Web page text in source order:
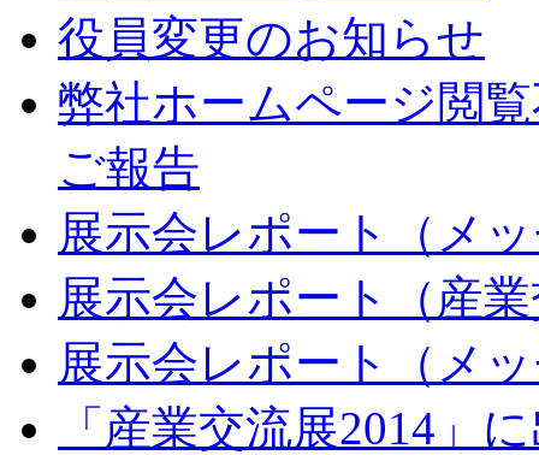
役員変更のお知らせ
弊社ホームページ閲
ご報告
展示会レポート（メ
展示会レポート（産
展示会レポート（メ
「産業交流展2014」